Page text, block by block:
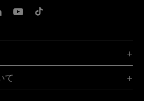
て
Instagram
Belkin LinkedIn
Belkin Youtube
Belkin TikTok